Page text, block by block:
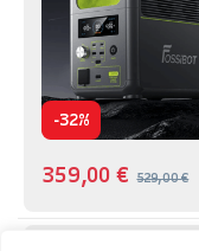
-32%
359,00€ 529,00€